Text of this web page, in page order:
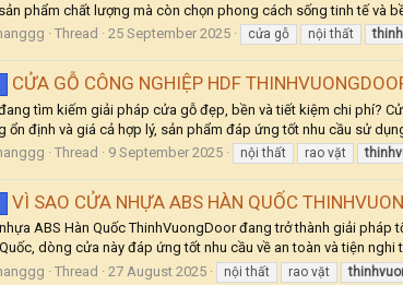
phẩm chất lượng mà còn chọn phong cách sống tinh tế và
Thread 25 September 2025 cửa gỗ nội thất
CỬA GỖ CÔNG NGHIỆP HDF
tìm kiếm giải pháp cửa gỗ đẹp, bền và tiết kiệm chi phí?
ổn định và giá cả hợp lý, sản phẩm đáp ứng tốt nhu cầu sử
Thread 9 September 2025 nội thất rao vặt
VÌ SAO CỬA NHỰA ABS HÀN QUỐC
ABS Hàn Quốc ThinhVuongDoor đang trở thành giải
dòng cửa này đáp ứng tốt nhu cầu về an toàn và tiện
Thread 27 August 2025 nội thất rao vặt